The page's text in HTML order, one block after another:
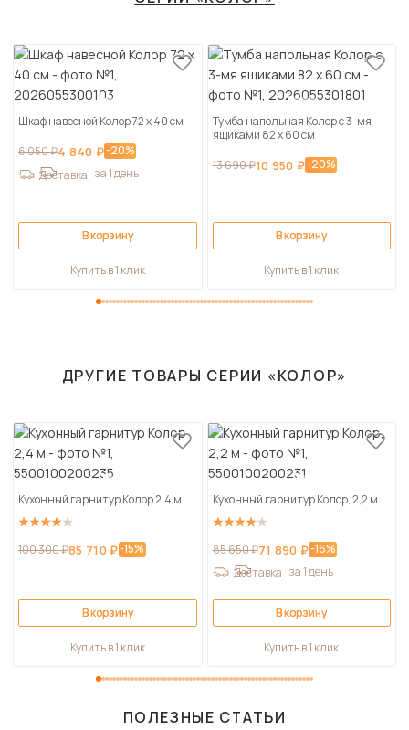
Шкаф навесной Колор 72 х 40 см
6 050 ₽4 840 ₽-20%
Доставка за 1 день
В корзину
Купить в 1 клик
Тумба напольная Колор с 3-мя
ящиками 82 х 60 см
13 690 ₽10 950 ₽-20%
В корзину
Купить в 1 клик
ДРУГИЕ ТОВАРЫ СЕРИИ «КОЛОР»
Кухонный гарнитур Колор 2,4 м
100 300 ₽85 710 ₽-15%
В корзину
Купить в 1 клик
Кухонный гарнитур Колор, 2,2 м
85 650 ₽71 890 ₽-16%
Доставка за 1 день
В корзину
Купить в 1 клик
ПОЛЕЗНЫЕ СТАТЬИ